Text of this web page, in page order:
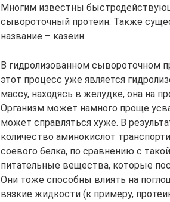
Многим известны
сывороточный протеин. Также
название – казеин.
В гидролизованном сывороточном
этот процесс уже является
массу, находясь в желудке, она на
Организм может намного проще
может справляться хуже. В
количество аминокислот
соевого белка, по сравнению с
питательные вещества, которые
Они тоже способны влиять на
вязкие жидкости (к примеру,